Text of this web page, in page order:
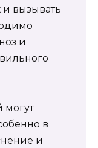
и вызывать
и
могут
в
и